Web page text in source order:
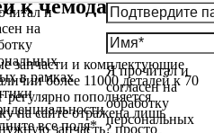
и
на
в рамках
все поля*
Я прочитал и
согласен на
обработку
персональных
к чемоданам в
запчасти и комплектующие
более 11000 деталей к 70
пополняется
на сайте отражена лишь
запчасть? просто